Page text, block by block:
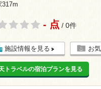
317m
- 点 / 0件
施設情報を見る お
トラベルの宿泊プランを見る